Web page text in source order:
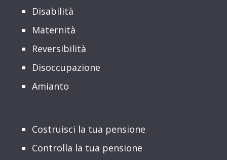
Disabilità
Maternità
Reversibilità
Disoccupazione
Amianto
Costruisci la tua pensione
Controlla la tua pensione